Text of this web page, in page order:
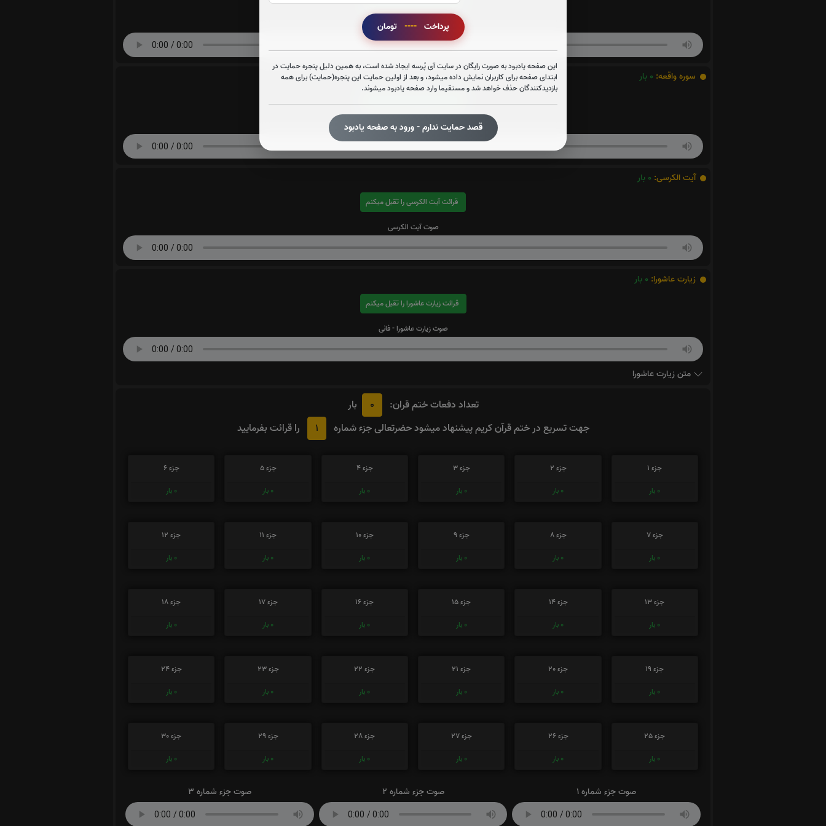
پرداخت ---- تومان
این صفحه یادبود به صورت رایگان در سایت آی پُرسه ایجاد شده است، به همین دلیل پنجره حمایت در
ابتدای صفحه برای کاربران نمایش داده میشود، و بعد از اولین حمایت این پنجره(حمایت) برای همه
بازدیدکنندگان حذف خواهد شد و مستقیما وارد صفحه یادبود میشوند.
قصد حمایت ندارم - ورود به صفحه یادبود
صوت سوره قدر
سوره واقعه: 0 بار
صوت سوره واقعه
آیت الکرسی: 0 بار
قرائت آیت الکرسی را تقبل میکنم
صوت آیت الکرسی
زیارت عاشورا: 0 بار
قرائت زیارت عاشورا را تقبل میکنم
صوت زیارت عاشورا - فانی
متن زیارت عاشورا
تعداد دفعات ختم قران: 0
بار
جهت تسریع در ختم قرآن کریم پیشنهاد میشود حضرتعالی جزء شماره
1 را قرائت بفرمایید
جزء 1
0 بار
جزء 2
0 بار
جزء 3
0 بار
جزء 4
0 بار
جزء 5
0 بار
جزء 6
0 بار
جزء 7
0 بار
جزء 8
0 بار
جزء 9
0 بار
جزء 10
0 بار
جزء 11
0 بار
جزء 12
0 بار
جزء 13
0 بار
جزء 14
0 بار
جزء 15
0 بار
جزء 16
0 بار
جزء 17
0 بار
جزء 18
0 بار
جزء 19
0 بار
جزء 20
0 بار
جزء 21
0 بار
جزء 22
0 بار
جزء 23
0 بار
جزء 24
0 بار
جزء 25
0 بار
جزء 26
0 بار
جزء 27
0 بار
جزء 28
0 بار
جزء 29
0 بار
جزء 30
0 بار
صوت جزء شماره 1 صوت جزء شماره 2 صوت جزء شماره 3